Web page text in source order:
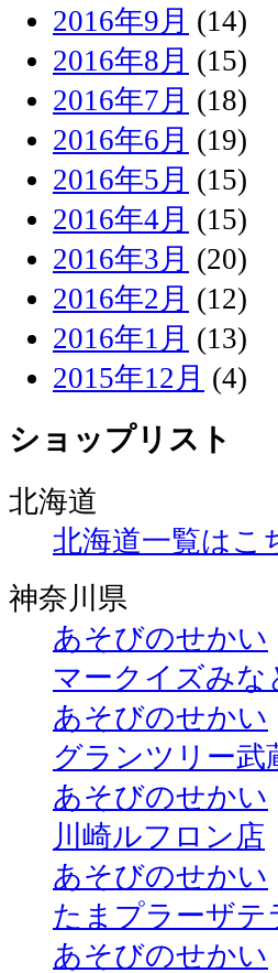
2016年9月 (14)
2016年8月 (15)
2016年7月 (18)
2016年6月 (19)
2016年5月 (15)
2016年4月 (15)
2016年3月 (20)
2016年2月 (12)
2016年1月 (13)
2015年12月 (4)
ショップリスト
北海道
北海道一覧はこ
神奈川県
あそびのせかい
マークイズみな
あそびのせかい
グランツリー武
あそびのせかい
川崎ルフロン店
あそびのせかい
たまプラーザテ
あそびのせかい